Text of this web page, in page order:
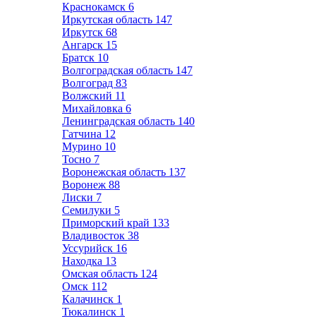
Краснокамск 6
Иркутская область 147
Иркутск 68
Ангарск 15
Братск 10
Волгоградская область 147
Волгоград 83
Волжский 11
Михайловка 6
Ленинградская область 140
Гатчина 12
Мурино 10
Тосно 7
Воронежская область 137
Воронеж 88
Лиски 7
Семилуки 5
Приморский край 133
Владивосток 38
Уссурийск 16
Находка 13
Омская область 124
Омск 112
Калачинск 1
Тюкалинск 1